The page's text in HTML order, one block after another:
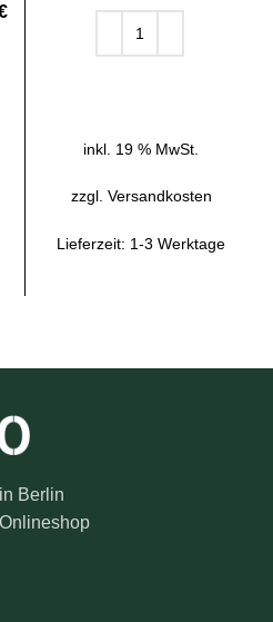
inkl. 19 % MwSt.
zzgl. Versandkosten
Lieferzeit: 1-3 Werktage
Berlin